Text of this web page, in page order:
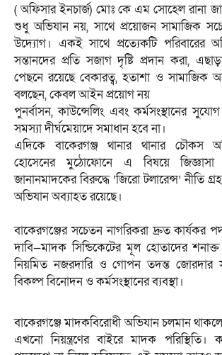
( অফিসার ইনচার্জ) মোঃ কে এম সোহেল রানা
শুধু অভিযান নয়, সাথে প্রয়োজন সামাজিক
উদ্যোগ। একই সাথে প্রত্যেকটি পরিবারের
সন্তানদের প্রতি সজাগ দৃষ্টি প্রদান করা,
পেছনে রয়েছে বেকারত্ব, হতাশা ও সামাজিক
বলছেন, কেবল আইন প্রয়োগ নয়
‎পুনর্বাসন, কাউন্সেলিং এবং কর্মসংস্থানের
সমস্যা দীর্ঘমেয়াদে সমাধান হবে না।
‎এদিকে বাকেরগঞ্জ থানার থানার চৌকস
হোসেনের মুঠোফোনে এ বিষয়ে
জানানমাদকের বিরুদ্ধে ‘জিরো টলারেন্স’ নীতি
অভিযান অব্যাহত রয়েছে।
‎বাকেরগঞ্জের সচেতন নাগরিকরা দ্রুত কার্যকর
দাবি—মাদক সিন্ডিকেটের মূল হোতাদের
নিয়মিত নজরদারি ও গোপন তদন্ত
বিকল্প বিনোদন ও কর্মসংস্থানের ব্যবস্থা।
বাকেরগঞ্জে মাদকবিরোধী অভিযান চলমান
এখনো নিয়ন্ত্রণের বাইরে মাদক